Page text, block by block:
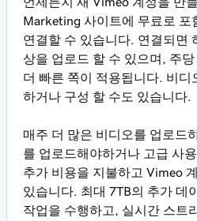
Marketing 사이트에 무료로 포
연결할 수 있습니다. 연결되면
상을 업로드 할 수 있으며, 주
더 빠른 쪽이 적용됩니다. 비디
하거나 구성 할 수도 있습니다.
매주 더 많은 비디오를 업로드
를 업로드해야하거나 고급 사
추가 비용을 지불하고 Vimeo
있습니다. 최대 7TB의 추가 데
작업을 수행하고, 실시간 스트